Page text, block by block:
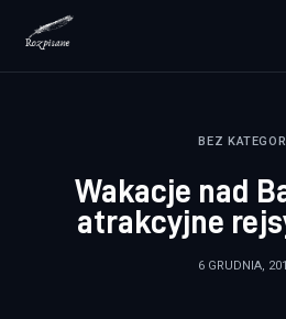
rozpisane.pl
Zdrowie
BEZ
Wakacje nad
atrakcyjne
6 GRUDNIA,